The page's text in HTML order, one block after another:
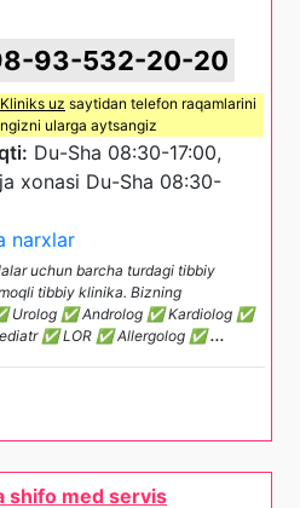
93-532-20-20
Kliniks uz saytidan telefon raqamlarini
ularga aytsangiz
Du-Sha 08:30-17:00,
xonasi Du-Sha 08:30-
narxlar
uchun barcha turdagi tibbiy
tibbiy klinika. Bizning
Urolog ✅ Androlog ✅ Kardiolog ✅
✅ LOR ✅ Allergolog ✅...
shifo med servis